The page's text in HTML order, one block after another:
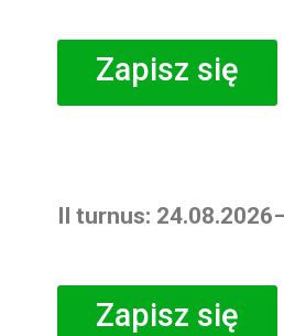
Zapisz się
II turnus:
Zapisz się